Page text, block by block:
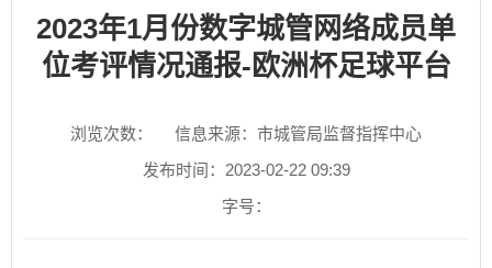
2023年1月份数字城管网络成员单
位考评情况通报-欧洲杯足球平台
浏览次数：
信息来源：市城管局监督指挥中心
发布时间：2023-02-22 09:39
字号：